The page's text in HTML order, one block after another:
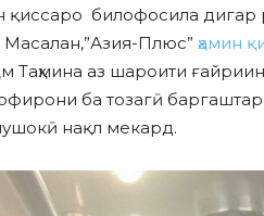
қиссаро билофосила дигар
Масалан,”Азия-Плюс” ҳамин
Таҳмина аз шароити
ба тозагӣ
нақл мекард.